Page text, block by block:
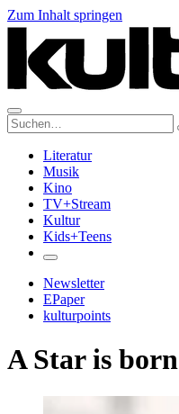
Zum Inhalt springen
Suche:
Literatur
Musik
Kino
TV+Stream
Kultur
Kids+Teens
Newsletter
EPaper
kulturpoints
A Star is born